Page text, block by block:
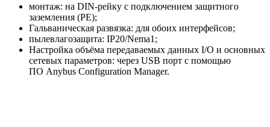
монтаж: на DIN-рейку с подключением защитного
заземления (РЕ);
Гальваническая развязка: для обоих интерфейсов;
пылевлагозащита: IP20/Nema1;
Настройка объёма передаваемых данных I/O и основных
сетевых параметров: через USB порт с помощью
ПО Anybus Configuration Manager.